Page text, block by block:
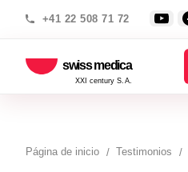
+41 22 508 71 72
swiss medica
XXI century S.A.
Página de inicio Testimonios